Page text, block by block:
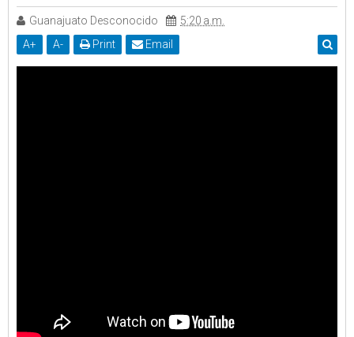
Guanajuato Desconocido
5:20 a.m.
A+ A- Print Email